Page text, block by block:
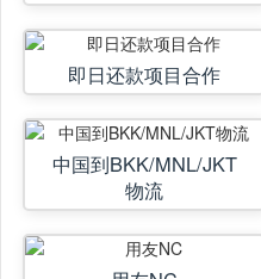
即日还款项目合作
中国到BKK/MNL/JKT
物流